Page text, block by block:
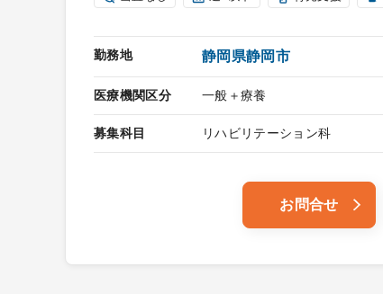
勤務地 静岡県静岡市
医療機関区分 一般＋療養
募集科目 リハビリテーション科
お問合せ